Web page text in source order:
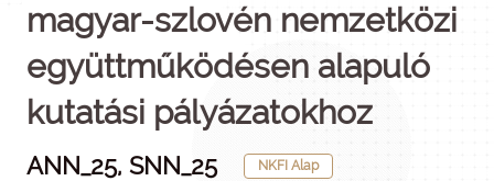
magyar-szlovén nemzetközi
együttműködésen alapuló
kutatási pályázatokhoz
ANN_25, SNN_25 NKFI Alap